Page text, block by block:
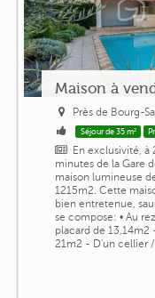
Maison à
Près de Bourg-
Séjour de 35 m²
En exclusivité, à
minutes de la Gare
maison lumineuse
1215m2. Cette
bien entretenue,
se compose: • Au
placard de
21m2 - D'un cellier /